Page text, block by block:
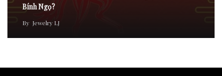
Bính Ngọ?
By Jewelry LJ